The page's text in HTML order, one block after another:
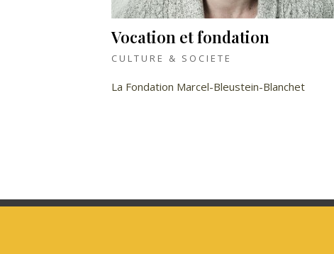
Vocation et fondation
CULTURE & SOCIETE
La Fondation Marcel-Bleustein-Blanchet